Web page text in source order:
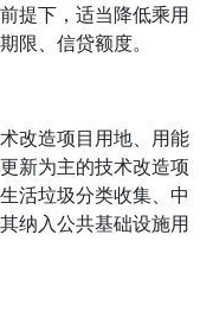
提下，适当降低乘用
限、信贷额度。
改造项目用地、用能
新为主的技术改造项
活垃圾分类收集、中
纳入公共基础设施用